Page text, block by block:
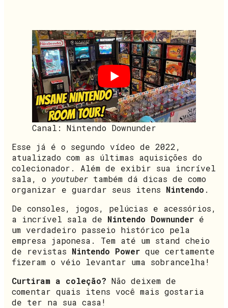
Canal: Nintendo Downunder
Esse já é o segundo vídeo de 2022,
atualizado com as últimas aquisições do
colecionador. Além de exibir sua incrível
sala, o youtuber também dá dicas de como
organizar e guardar seus itens Nintendo .
De consoles, jogos, pelúcias e acessórios,
a incrível sala de Nintendo Downunder é
um verdadeiro passeio histórico pela
empresa japonesa. Tem até um stand cheio
de revistas Nintendo Power que certamente
fizeram o véio levantar uma sobrancelha!
Curtiram a coleção? Não deixem de
comentar quais itens você mais gostaria
de ter na sua casa!